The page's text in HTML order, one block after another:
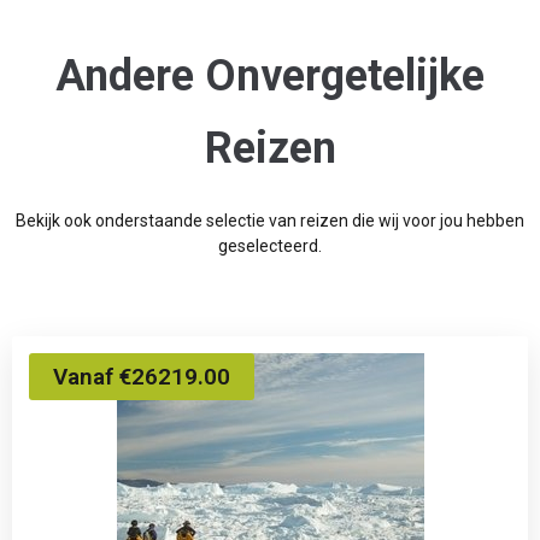
Andere Onvergetelijke
Reizen
Bekijk ook onderstaande selectie van reizen die wij voor jou hebben
geselecteerd.
Vanaf €26219.00